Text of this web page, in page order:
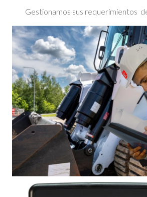
Gestionamos sus requerimientos